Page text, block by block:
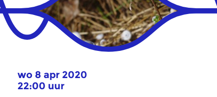
wo 8 apr 2020
22:00 uur